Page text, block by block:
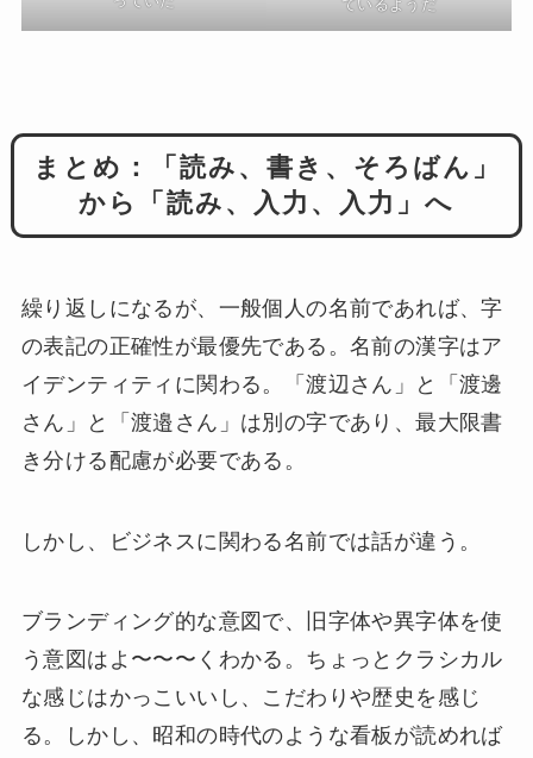
ているようだ
まとめ：「読み、書き、そろばん」
から「読み、入力、入力」へ
繰り返しになるが、一般個人の名前であれば、字
の表記の正確性が最優先である。名前の漢字はア
イデンティティに関わる。「渡辺さん」と「渡邊
さん」と「渡邉さん」は別の字であり、最大限書
き分ける配慮が必要である。
しかし、ビジネスに関わる名前では話が違う。
ブランディング的な意図で、旧字体や異字体を使
う意図はよ〜〜〜くわかる。ちょっとクラシカル
な感じはかっこいいし、こだわりや歴史を感じ
る。しかし、昭和の時代のような看板が読めれば